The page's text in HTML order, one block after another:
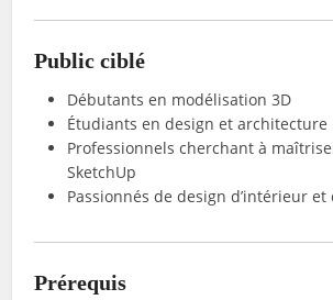
Public ciblé
Débutants en modélisation 3D
Étudiants en design et architecture
Professionnels cherchant à
SketchUp
Passionnés de design d’intérieur et
Prérequis